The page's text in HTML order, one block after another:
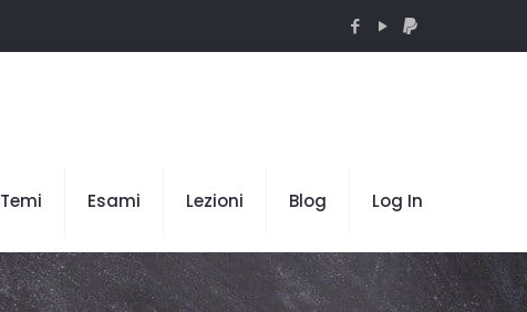
Temi Esami Lezioni Blog Log In